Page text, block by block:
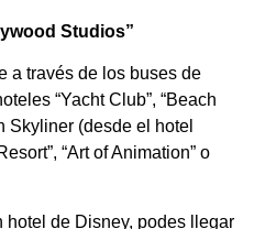
Studios”
a través de los buses de
“Yacht Club”, “Beach
Skyliner (desde el hotel
“Art of Animation” o
hotel de Disney, podes llegar